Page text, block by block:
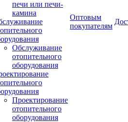
печи или печи-
камина
Обслуживание
отопительного
оборудования
Проектирование
отопительного
оборудования
Оптовым
покупателям